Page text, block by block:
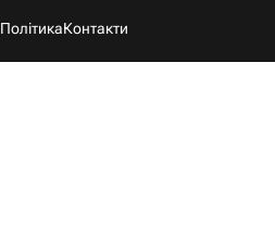
ПолітикаКонтакти